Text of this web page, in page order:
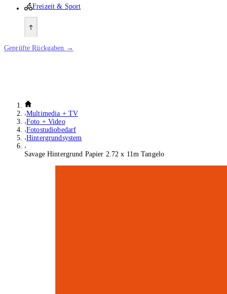
Freizeit & Sport
Geprüfte Rückgaben →
Multimedia + TV
Foto + Video
Fotostudiobedarf
Hintergrundsystem
Savage Hintergrund Papier 2.72 x 11m Tangelo